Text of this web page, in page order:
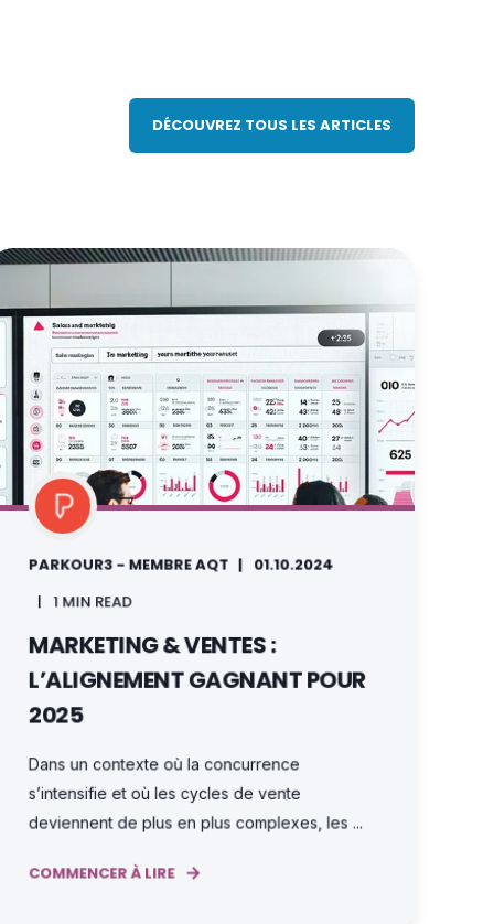
DÉCOUVREZ TOUS LES ARTICLES
PARKOUR3 - MEMBRE AQT
01.10.2024
1 MIN READ
MARKETING & VENTES :
L’ALIGNEMENT GAGNANT POUR
2025
Dans un contexte où la concurrence
s’intensifie et où les cycles de vente
deviennent de plus en plus complexes, les ...
COMMENCER À LIRE